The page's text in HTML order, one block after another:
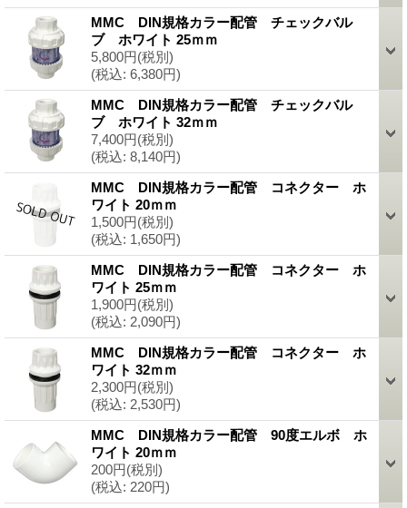
MMC DIN規格カラー配管 チェックバル
ブ ホワイト 25ｍｍ
5,800円(税別)
(税込: 6,380円)
MMC DIN規格カラー配管 チェックバル
ブ ホワイト 32ｍｍ
7,400円(税別)
(税込: 8,140円)
MMC DIN規格カラー配管 コネクター ホ
ワイト 20ｍｍ
1,500円(税別)
(税込: 1,650円)
MMC DIN規格カラー配管 コネクター ホ
ワイト 25ｍｍ
1,900円(税別)
(税込: 2,090円)
MMC DIN規格カラー配管 コネクター ホ
ワイト 32ｍｍ
2,300円(税別)
(税込: 2,530円)
MMC DIN規格カラー配管 90度エルボ ホ
ワイト 20ｍｍ
200円(税別)
(税込: 220円)